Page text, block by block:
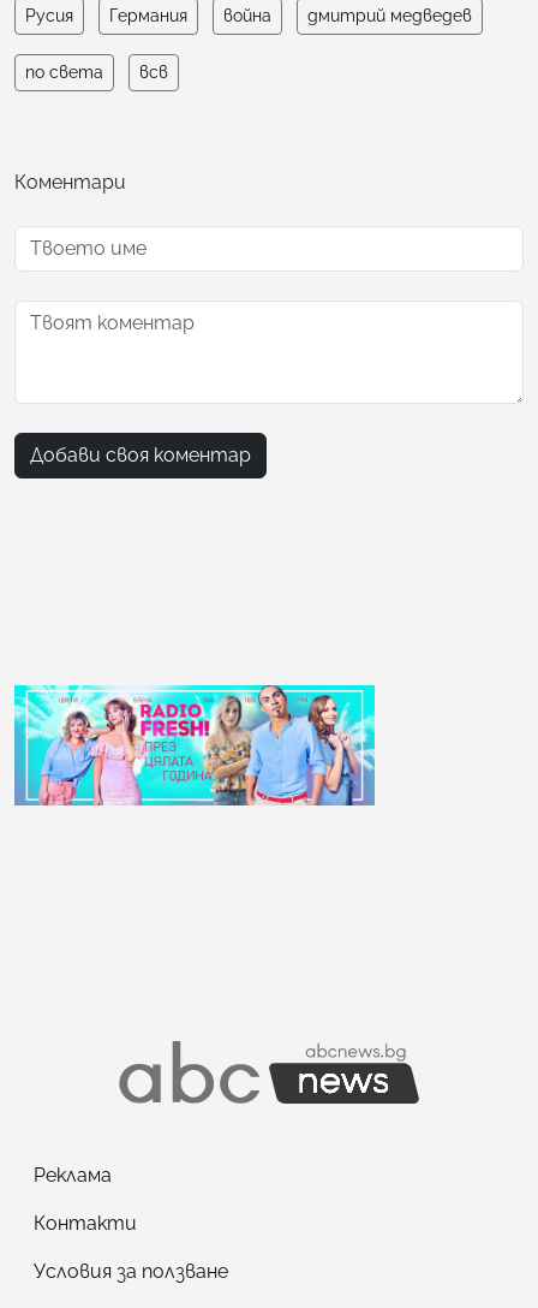
Русия Германия война дмитрий медведев
по света всв
Коментари
Добави своя коментар
Реклама
Контакти
Условия за ползване